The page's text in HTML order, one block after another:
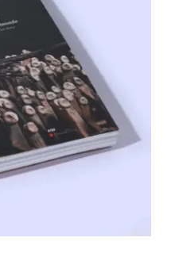
au bord du